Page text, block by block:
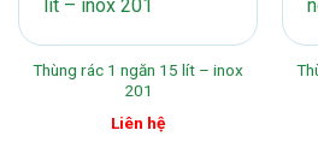
Thùng rác 1 ngăn 15 lít – inox
201
Liên hệ